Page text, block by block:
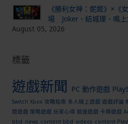
《勝利女神：妮姬》×《
場 Joker、結城理、鳴上
August 05, 2026
標籤
遊戲新聞 PC 動作遊戲
Switch Xbox 攻略指南 多人線上遊戲 遊戲評論
閒遊戲 策略遊戲 玩家心得 競速遊戲 卡牌遊戲
bbd_news_content bbd_videos_content